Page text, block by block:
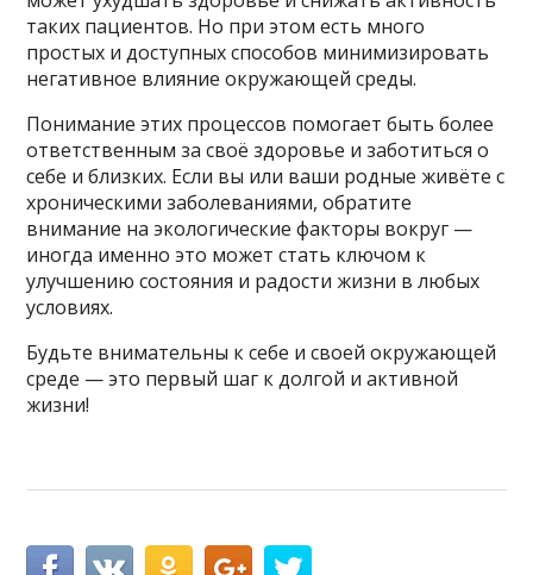
таких пациентов. Но при этом есть много
простых и доступных способов минимизировать
негативное влияние окружающей среды.
Понимание этих процессов помогает быть более
ответственным за своё здоровье и заботиться о
себе и близких. Если вы или ваши родные живёте с
хроническими заболеваниями, обратите
внимание на экологические факторы вокруг —
иногда именно это может стать ключом к
улучшению состояния и радости жизни в любых
условиях.
Будьте внимательны к себе и своей окружающей
среде — это первый шаг к долгой и активной
жизни!